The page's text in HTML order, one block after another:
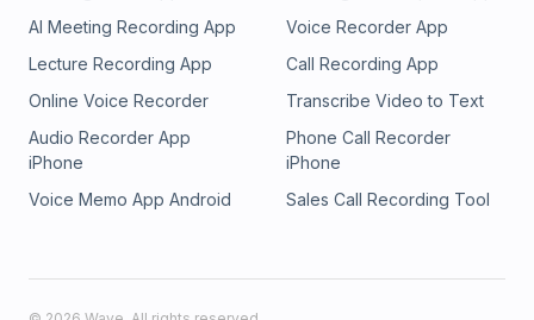
AI Meeting Recording App
Voice Recorder App
Lecture Recording App
Call Recording App
Online Voice Recorder
Transcribe Video to Text
Audio Recorder App
iPhone
Phone Call Recorder
iPhone
Voice Memo App Android
Sales Call Recording Tool